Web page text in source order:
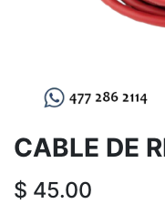
CABLE DE
$ 45.00